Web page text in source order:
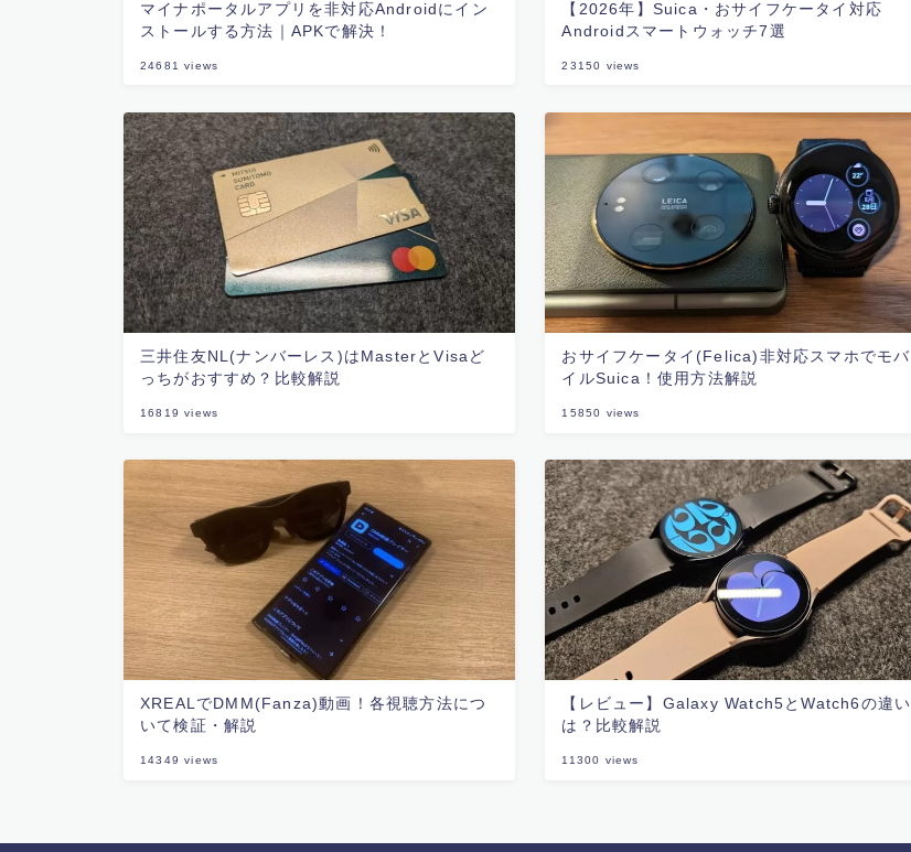
マイナポータルアプリを非対応Androidにイン
ストールする方法｜APKで解決！
24681 views
【2026年】Suica・おサイフケータイ対応
Androidスマートウォッチ7選
23150 views
三井住友NL(ナンバーレス)はMasterとVisaど
っちがおすすめ？比較解説
16819 views
おサイフケータイ(Felica)非対応スマホでモバ
イルSuica！使用方法解説
15850 views
XREALでDMM(Fanza)動画！各視聴方法につ
いて検証・解説
14349 views
【レビュー】Galaxy Watch5とWatch6の違い
は？比較解説
11300 views